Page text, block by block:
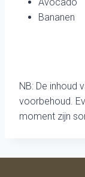
Avocado
Bananen
NB: De inhoud
voorbehoud.
moment zijn